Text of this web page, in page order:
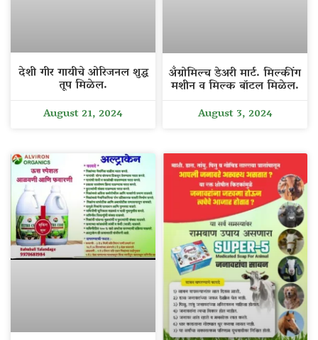
देशी गीर गायीचे ओरिजनल शुद्ध
तूप मिळेल.
August 21, 2024
अँग्रोमिल्च डेअरी मार्ट. मिल्कींग
मशीन व मिल्क बॉटल मिळेल.
August 3, 2024